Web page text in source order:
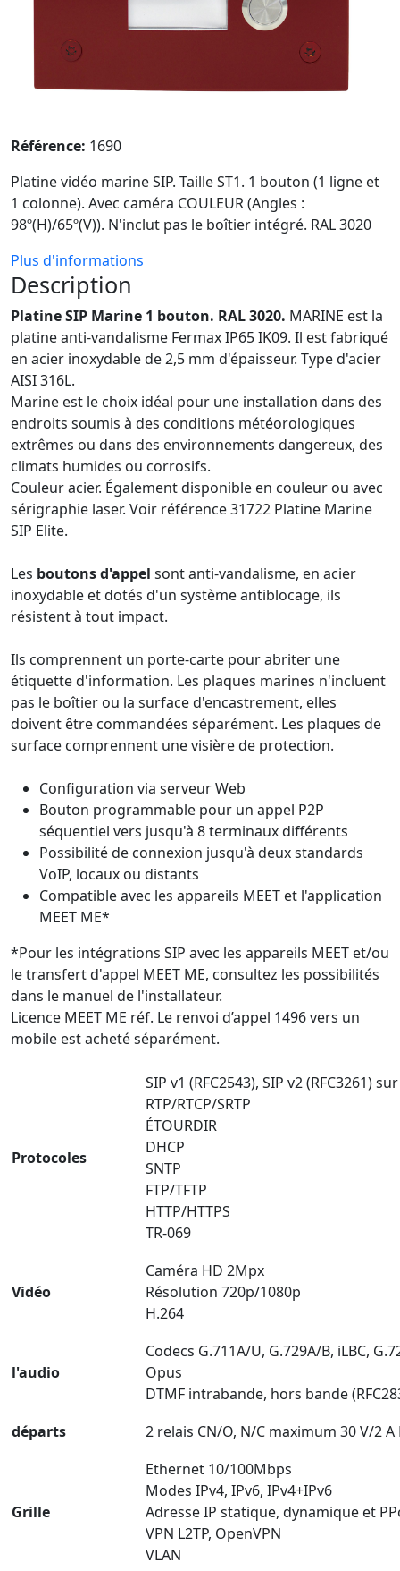
Référence: 1690
Platine vidéo marine SIP. Taille ST1. 1 bouton (1 ligne et
1 colonne). Avec caméra COULEUR (Angles :
98º(H)/65º(V)). N'inclut pas le boîtier intégré. RAL 3020
Plus d'informations
Description
Platine SIP Marine 1 bouton. RAL 3020. MARINE est la
platine anti-vandalisme Fermax IP65 IK09. Il est fabriqué
en acier inoxydable de 2,5 mm d'épaisseur. Type d'acier
AISI 316L.
Marine est le choix idéal pour une installation dans des
endroits soumis à des conditions météorologiques
extrêmes ou dans des environnements dangereux, des
climats humides ou corrosifs.
Couleur acier. Également disponible en couleur ou avec
sérigraphie laser. Voir référence 31722 Platine Marine
SIP Elite.
Les boutons d'appel sont anti-vandalisme, en acier
inoxydable et dotés d'un système antiblocage, ils
résistent à tout impact.
Ils comprennent un porte-carte pour abriter une
étiquette d'information. Les plaques marines n'incluent
pas le boîtier ou la surface d'encastrement, elles
doivent être commandées séparément. Les plaques de
surface comprennent une visière de protection.
Configuration via serveur Web
Bouton programmable pour un appel P2P
séquentiel vers jusqu'à 8 terminaux différents
Possibilité de connexion jusqu'à deux standards
VoIP, locaux ou distants
Compatible avec les appareils MEET et l'application
MEET ME*
*Pour les intégrations SIP avec les appareils MEET et/ou
le transfert d'appel MEET ME, consultez les possibilités
dans le manuel de l'installateur.
Licence MEET ME réf. Le renvoi d’appel 1496 vers un
mobile est acheté séparément.
Protocoles
SIP v1 (RFC2543), SIP v2 (RFC3261)
RTP/RTCP/SRTP
ÉTOURDIR
DHCP
SNTP
FTP/TFTP
HTTP/HTTPS
TR-069
Vidéo
Caméra HD 2Mpx
Résolution 720p/1080p
H.264
l'audio
Codecs G.711A/U, G.729A/B, iLBC,
Opus
DTMF intrabande, hors bande
départs
2 relais CN/O, N/C maximum 30 V/2 A
Grille
Ethernet 10/100Mbps
Modes IPv4, IPv6, IPv4+IPv6
Adresse IP statique, dynamique et
VPN L2TP, OpenVPN
VLAN